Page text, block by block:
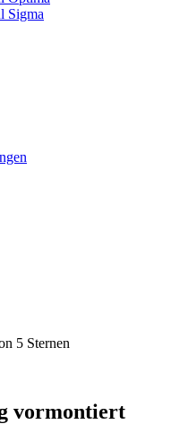
Sigma
5 Sternen
vormontiert